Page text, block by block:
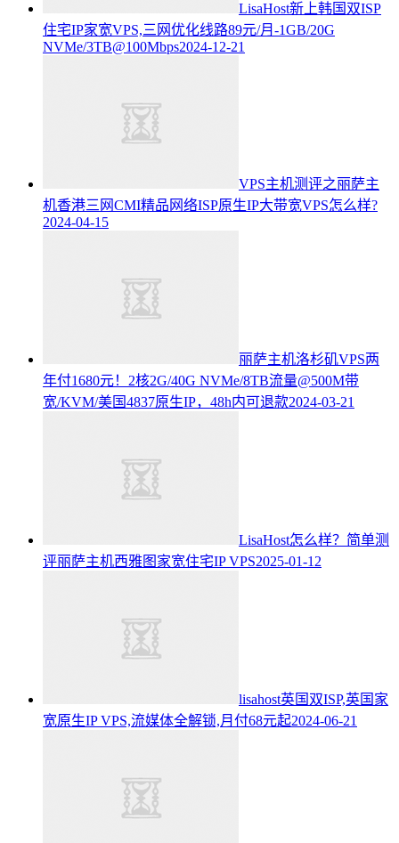
LisaHost新上韩国双ISP
住宅IP家宽VPS,三网优化线路89元/月-1GB/20G
NVMe/3TB@100Mbps2024-12-21
VPS主机测评之丽萨主
机香港三网CMI精品网络ISP原生IP大带宽VPS怎么样?
2024-04-15
丽萨主机洛杉矶VPS两
年付1680元！2核2G/40G NVMe/8TB流量@500M带
宽/KVM/美国4837原生IP，48h内可退款2024-03-21
LisaHost怎么样？简单测
评丽萨主机西雅图家宽住宅IP VPS2025-01-12
lisahost英国双ISP,英国家
宽原生IP VPS,流媒体全解锁,月付68元起2024-06-21